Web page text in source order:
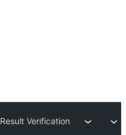
Result Verification